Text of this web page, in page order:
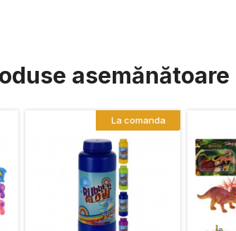
asemănătoare
La comanda